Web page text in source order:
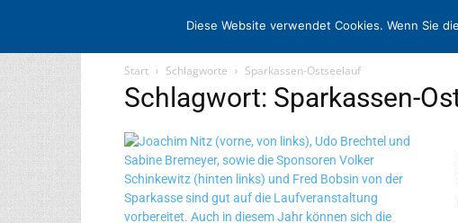
STARTSEITE ARCHIV MEDIADATEN
Start Schlagworte Sparkassen-Ostseelauf
Schlagwort: Sparkassen-
Diese Website verwendet Cookies. Wenn Sie